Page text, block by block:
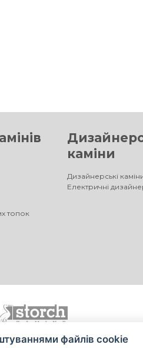
топок
каміни
Дизайнерські
Електричні
файлів cookie